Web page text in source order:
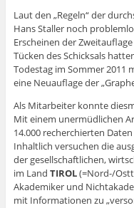
Laut den „Regeln“ der
Hans Staller noch
Erscheinen der
Tücken des Schicksals
Todestag im Sommer 2011
eine Neuauflage der
Als Mitarbeiter konnte
Mit einem unermüdlichen
14.000 recherchierten
Inhaltlich versuchen die
der gesellschaftlichen,
im Land TIROL(=Nord-/
Akademiker und
mit Informationen zu